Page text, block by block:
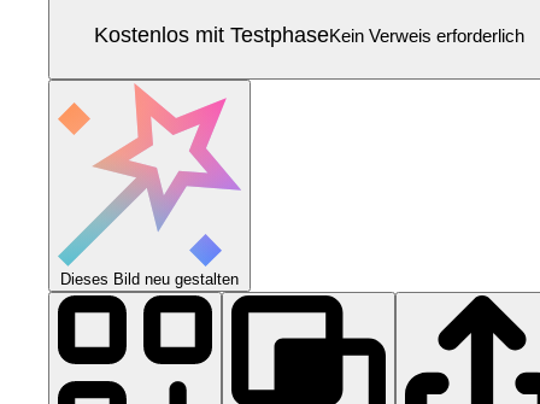
Kostenlos mit TestphaseKein Verweis erforderlich
Dieses Bild neu gestalten